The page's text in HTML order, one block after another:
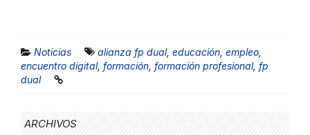
Noticias alianza fp dual, educación, empleo,
encuentro digital, formación, formación profesional, fp
dual
ARCHIVOS